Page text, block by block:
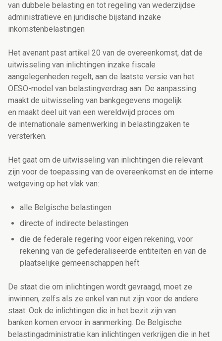
van dubbele belasting en tot regeling van wederzijdse
administratieve en juridische bijstand inzake
inkomstenbelastingen
Het avenant past artikel 20 van de overeenkomst, dat de
uitwisseling van inlichtingen inzake fiscale
aangelegenheden regelt, aan de laatste versie van het
OESO-model van belastingverdrag aan. De aanpassing
maakt de uitwisseling van bankgegevens mogelijk
en maakt deel uit van een wereldwijd proces om
de internationale samenwerking in belastingzaken te
versterken.
Het gaat om de uitwisseling van inlichtingen die relevant
zijn voor de toepassing van de overeenkomst en de interne
wetgeving op het vlak van:
alle Belgische belastingen
directe of indirecte belastingen
die de federale regering voor eigen rekening, voor
rekening van de gefederaliseerde entiteiten en van de
plaatselijke gemeenschappen heft
De staat die om inlichtingen wordt gevraagd, moet ze
inwinnen, zelfs als ze enkel van nut zijn voor de andere
staat. Ook de inlichtingen die in het bezit zijn van
banken komen ervoor in aanmerking. De Belgische
belastingadministratie kan inlichtingen verkrijgen die in het